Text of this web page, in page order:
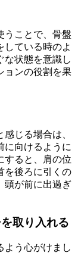
うことで、骨盤
している時のよ
な状態を意識し
ョンの役割を果
じる場合は、
に向けるように
すると、肩の位
を後ろに引くの
頭が前に出過ぎ
取り入れる
よう心がけまし